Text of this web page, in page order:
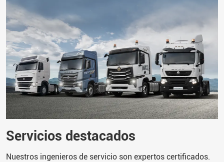
Servicios destacados
Nuestros ingenieros de servicio son expertos certificados.